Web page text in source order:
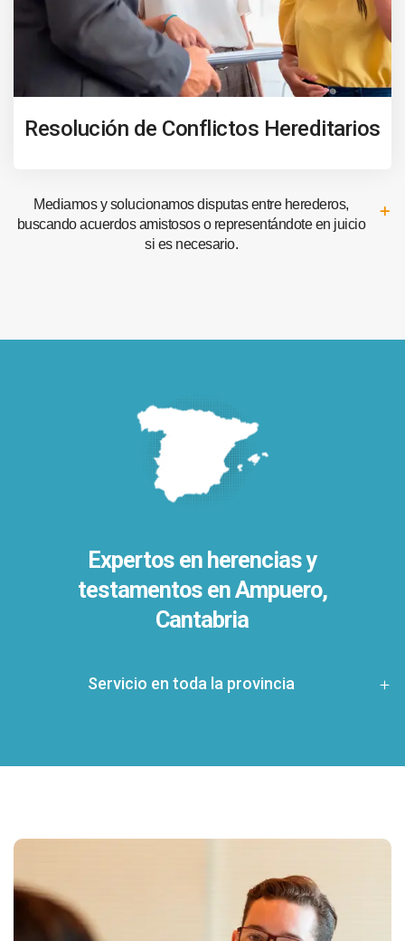
Resolución de Conflictos Hereditarios
Mediamos y solucionamos disputas entre herederos,
buscando acuerdos amistosos o representándote en juicio
si es necesario.
Expertos en herencias y
testamentos enAmpuero,
Cantabria
Servicio en toda la provincia